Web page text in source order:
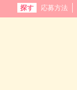
探す 応募方法